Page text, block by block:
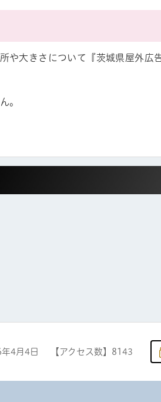
や大きさについて『茨城県屋外広
。
4月4日 【アクセス数】 8143